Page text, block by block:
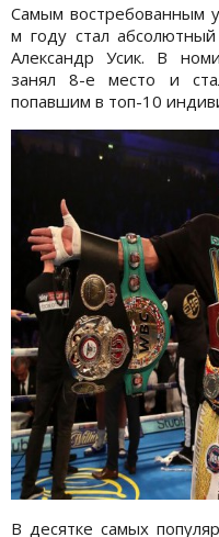
Самым востребованным
м году стал
Александр Усик. В
занял 8-е место и
попавшим в топ-10
В десятке самых